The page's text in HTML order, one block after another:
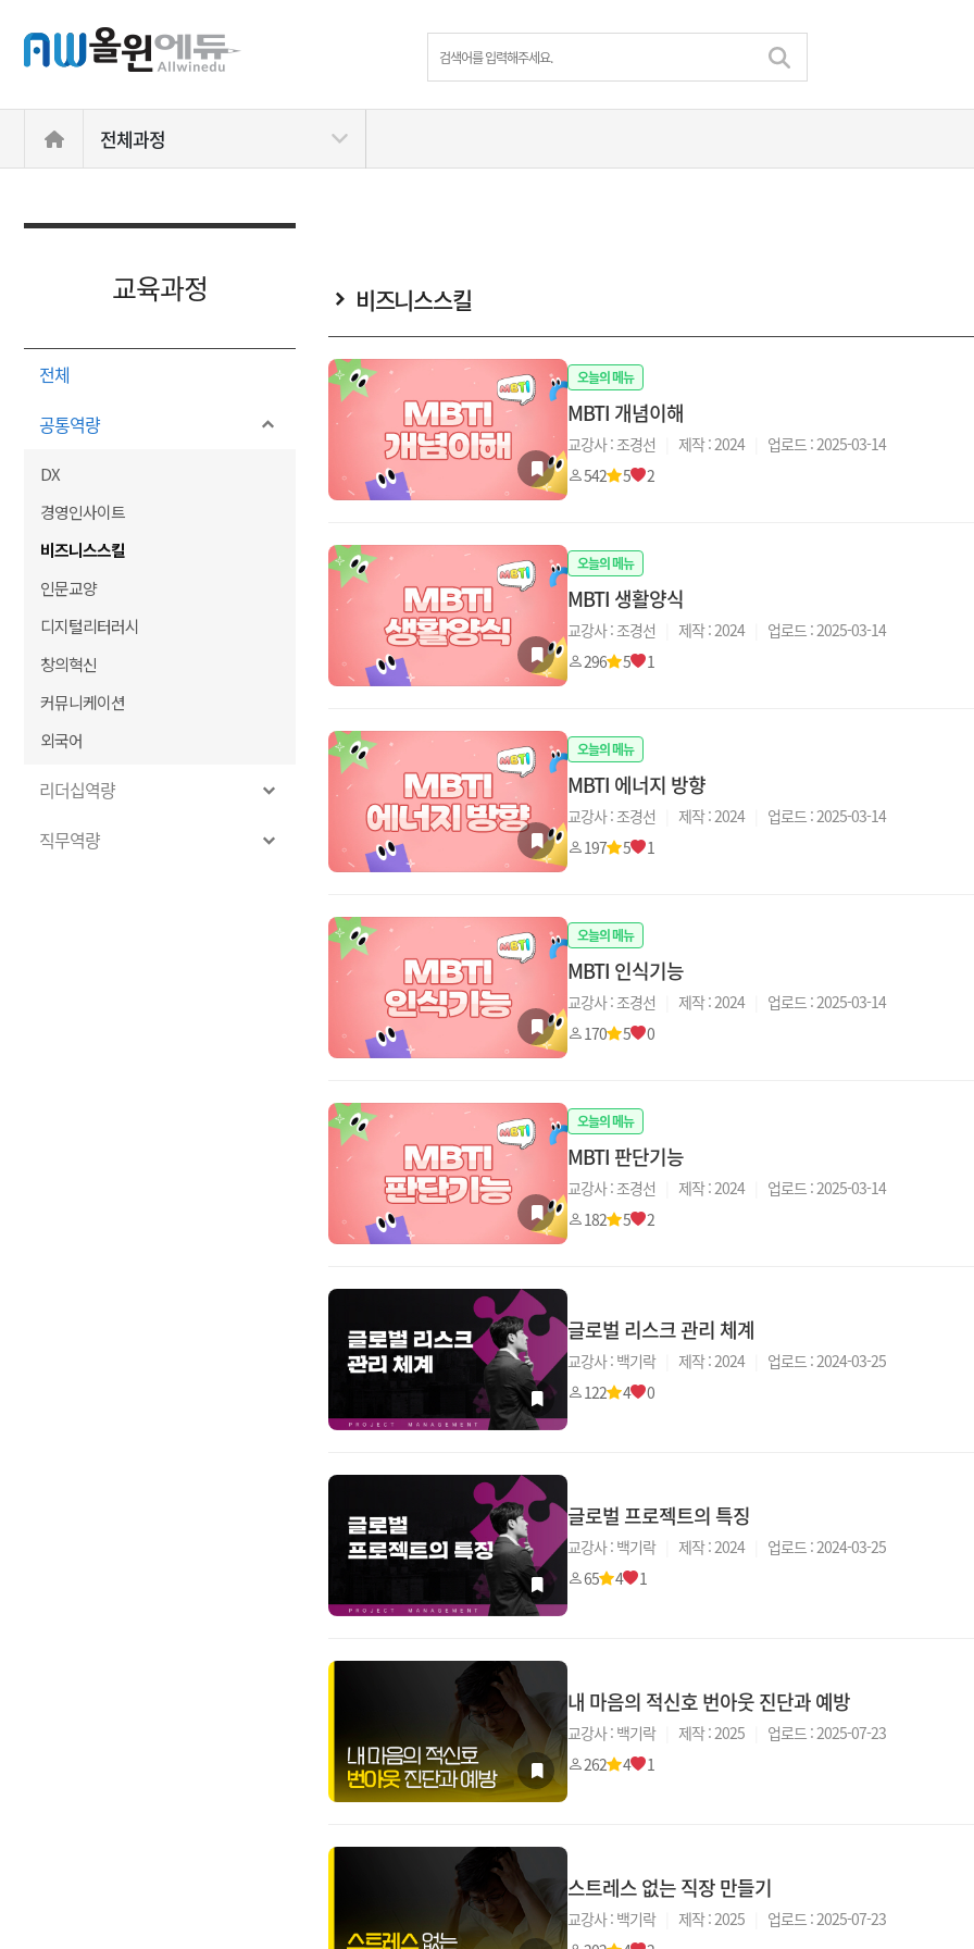
전체과정
교육과정
전체
공통역량
DX
경영인사이트
비즈니스스킬
인문교양
디지털리터러시
창의혁신
커뮤니케이션
외국어
리더십역량
직무역량
비즈니스스킬
오늘의 메뉴
MBTI 개념이해
교강사 : 조경선 제작 : 2024
업로드 : 2025-03-14
542
5 2
오늘의 메뉴
MBTI 생활양식
교강사 : 조경선 제작 : 2024
업로드 : 2025-03-14
296
5 1
오늘의 메뉴
MBTI 에너지 방향
교강사 : 조경선 제작 : 2024
업로드 : 2025-03-14
197
5 1
오늘의 메뉴
MBTI 인식기능
교강사 : 조경선 제작 : 2024
업로드 : 2025-03-14
170
5 0
오늘의 메뉴
MBTI 판단기능
교강사 : 조경선 제작 : 2024
업로드 : 2025-03-14
182
5 2
글로벌 리스크 관리 체계
교강사 : 백기락 제작 : 2024
업로드 : 2024-03-25
122
4 0
글로벌 프로젝트의 특징
교강사 : 백기락 제작 : 2024
업로드 : 2024-03-25
65
4 1
내 마음의 적신호 번아웃 진단과 예방
교강사 : 백기락 제작 : 2025
업로드 : 2025-07-23
262
4 1
스트레스 없는 직장 만들기
교강사 : 백기락 제작 : 2025
업로드 : 2025-07-23